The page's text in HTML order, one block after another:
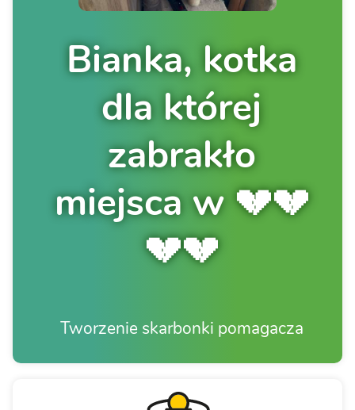
Bianka, kotka
dla której
zabrakło
miejsca w 💔💔
💔💔
Tworzenie skarbonki pomagacza